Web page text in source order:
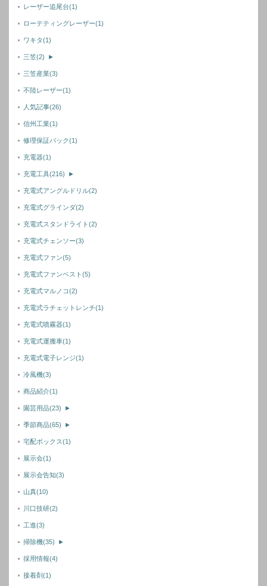
レーザー追尾台(1)
ローテティングレーザー(1)
ワキタ(1)
三笠(2) ►
三笠産業(3)
不陸レーザー(1)
人気記事(26)
信州工業(1)
修理保証パック(1)
充電器(1)
充電工具(216) ►
充電式アングルドリル(2)
充電式グラインダ(2)
充電式スタンドライト(2)
充電式チェンソー(3)
充電式ファン(5)
充電式ファンベスト(5)
充電式マルノコ(2)
充電式ラチェットレンチ(1)
充電式噴霧器(1)
充電式運搬車(1)
充電式電子レンジ(1)
冷風機(3)
商品紹介(1)
園芸用品(23) ►
季節商品(65) ►
宅配ボックス(1)
展示会(1)
展示会告知(3)
山真(10)
川口技研(2)
工進(3)
掃除機(35) ►
採用情報(4)
接着剤(1)